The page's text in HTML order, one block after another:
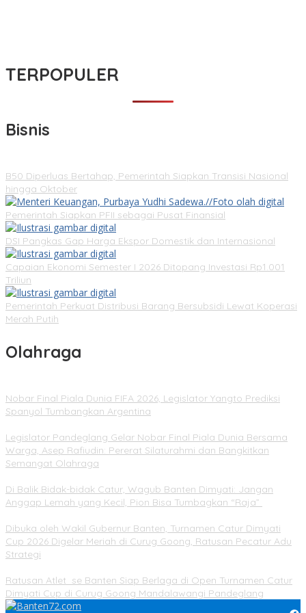
TERPOPULER
Bisnis
B50 Diperluas Bertahap, Pemerintah Siapkan Transisi Nasional
hingga Oktober
Pemerintah Siapkan PFII sebagai Pusat Finansial
DSI Pangkas Gap Harga Ekspor Domestik dan Internasional
Capaian Ekonomi Semester I 2026 Ditopang Investasi Rp1.001
Triliun
Pemerintah Perkuat Distribusi Barang Bersubsidi Lewat Koperasi
Merah Putih
Olahraga
Nobar Final Piala Dunia FIFA 2026, Legislator Yangto Prediksi
Spanyol Tumbangkan Argentina
Legislator Pandeglang Gelar Nobar Final Piala Dunia Bersama
Warga, Asep Rafiudin: Pererat Silaturahmi dan Bangkitkan
Semangat Olahraga
Di Balik Bidak-bidak Catur, Wagub Banten Dimyati: Jangan
Anggap Lemah yang Kecil, Pion Bisa Tumbagkan “Raja”
Dibuka oleh Wakil Gubernur Banten, Turnamen Catur Dimyati
Cup 2026 Digelar Meriah di Curug Goong, Ratusan Pecatur Adu
Strategi
Ratusan Atlet se Banten Siap Berlaga di Open Turnamen Catur
Dimyati Cup di Curug Goong Mandalawangi Pandeglang